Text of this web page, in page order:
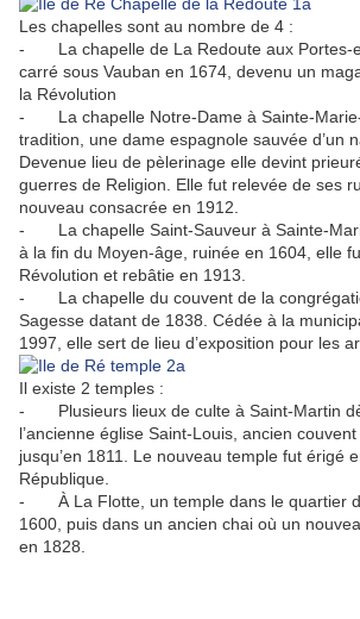
Les chapelles sont au nombre de 4 :
- La chapelle de La Redoute aux Portes-
carré sous Vauban en 1674, devenu un
la Révolution
- La chapelle Notre-Dame à Sainte-
tradition, une dame espagnole sauvée d’un
Devenue lieu de pèlerinage elle devint
guerres de Religion. Elle fut relevée de ses
nouveau consacrée en 1912.
- La chapelle Saint-Sauveur à Sainte-
à la fin du Moyen-âge, ruinée en 1604, elle
Révolution et rebâtie en 1913.
- La chapelle du couvent de la
Sagesse datant de 1838. Cédée à la
1997, elle sert de lieu d’exposition pour les
Il existe 2 temples :
- Plusieurs lieux de culte à Saint-Martin
l’ancienne église Saint-Louis, ancien couvent
jusqu’en 1811. Le nouveau temple fut érigé
République.
- À La Flotte, un temple dans le quartier
1600, puis dans un ancien chai où un
en 1828.